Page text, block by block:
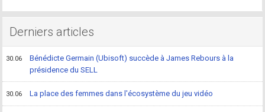
Derniers articles
30.06
Bénédicte Germain (Ubisoft) succède à James Rebours à la
présidence du SELL
30.06 La place des femmes dans l'écosystème du jeu vidéo